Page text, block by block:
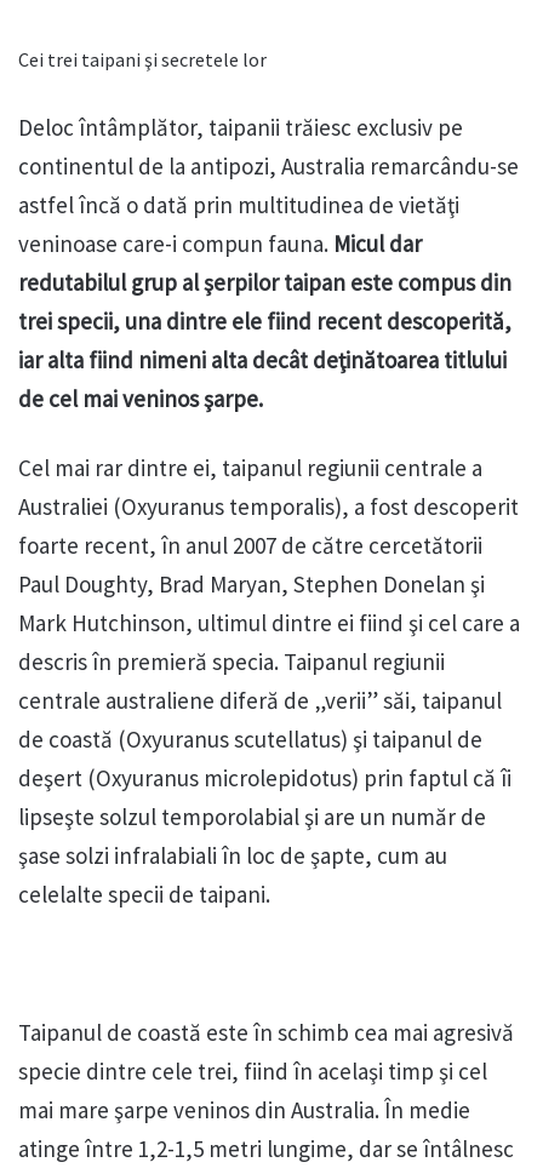
Cei trei taipani şi secretele lor
Deloc întâmplător, taipanii trăiesc exclusiv pe
continentul de la antipozi, Australia remarcându-se
astfel încă o dată prin multitudinea de vietăţi
veninoase care-i compun fauna. Micul dar
redutabilul grup al şerpilor taipan este compus din
trei specii, una dintre ele fiind recent descoperită,
iar alta fiind nimeni alta decât deţinătoarea titlului
de cel mai veninos şarpe.
Cel mai rar dintre ei, taipanul regiunii centrale a
Australiei (Oxyuranus temporalis), a fost descoperit
foarte recent, în anul 2007 de către cercetătorii
Paul Doughty, Brad Maryan, Stephen Donelan şi
Mark Hutchinson, ultimul dintre ei fiind şi cel care a
descris în premieră specia. Taipanul regiunii
centrale australiene diferă de „verii” săi, taipanul
de coastă (Oxyuranus scutellatus) şi taipanul de
deşert (Oxyuranus microlepidotus) prin faptul că îi
lipseşte solzul temporolabial şi are un număr de
şase solzi infralabiali în loc de şapte, cum au
celelalte specii de taipani.
Taipanul de coastă este în schimb cea mai agresivă
specie dintre cele trei, fiind în acelaşi timp şi cel
mai mare şarpe veninos din Australia. În medie
atinge între 1,2-1,5 metri lungime, dar se întâlnesc